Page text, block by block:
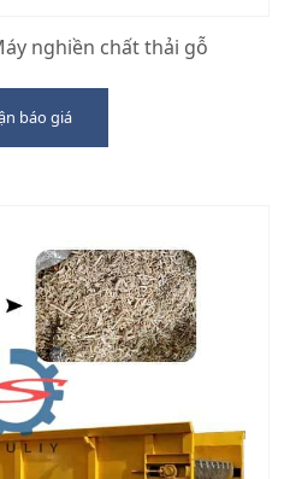
nghiền chất thải gỗ
báo giá